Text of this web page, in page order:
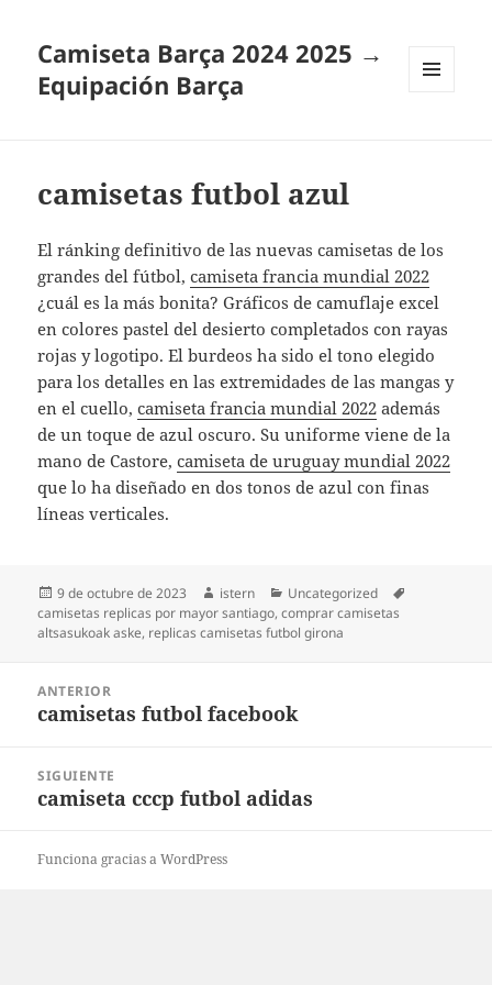
Camiseta Barça 2024 2025 →
Equipación Barça
camisetas futbol azul
El ránking definitivo de las nuevas camisetas de los
grandes del fútbol,camiseta francia mundial 2022
¿cuál es la más bonita? Gráficos de camuflaje excel
en colores pastel del desierto completados con rayas
rojas y logotipo. El burdeos ha sido el tono elegido
para los detalles en las extremidades de las mangas y
en el cuello,camiseta francia mundial 2022 además
de un toque de azul oscuro. Su uniforme viene de la
mano de Castore,camiseta de uruguay mundial 2022
que lo ha diseñado en dos tonos de azul con finas
líneas verticales.
Publicado
el
9 de octubre de 2023 Autor
istern Categorías
Uncategorized
camisetas replicas por mayor santiago,comprar camisetas
altsasukoak aske, replicas camisetas futbol girona
entradas
ANTERIOR
Entrada
camisetas futbol facebook
SIGUIENTE
Entrada
camiseta cccp futbol adidas
Funciona gracias a WordPress